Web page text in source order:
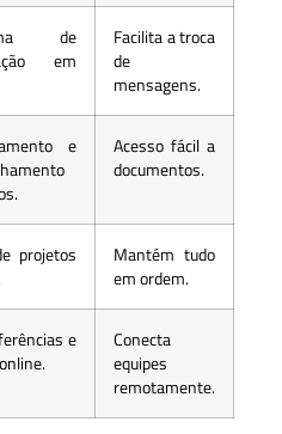
de
em
Facilita a troca
de
mensagens.
e
Acesso fácil a
documentos.
projetos
Mantém tudo
em ordem.
e
Conecta
equipes
remotamente.